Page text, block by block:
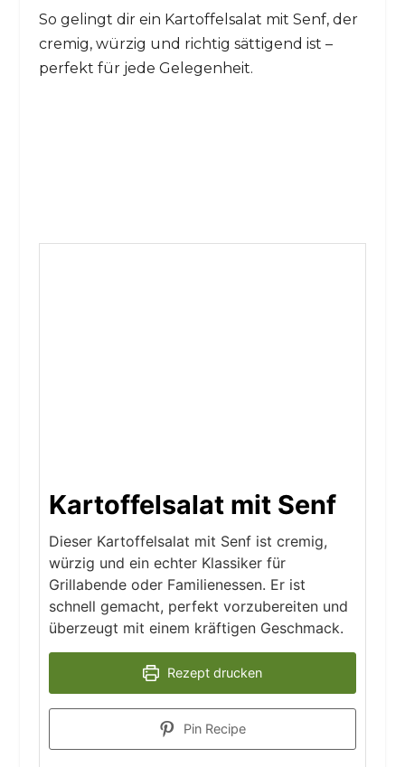
So gelingt dir ein Kartoffelsalat mit Senf, der
cremig, würzig und richtig sättigend ist –
perfekt für jede Gelegenheit.
Kartoffelsalat mit Senf
Dieser Kartoffelsalat mit Senf ist cremig,
würzig und ein echter Klassiker für
Grillabende oder Familienessen. Er ist
schnell gemacht, perfekt vorzubereiten und
überzeugt mit einem kräftigen Geschmack.
Rezept drucken
Pin Recipe